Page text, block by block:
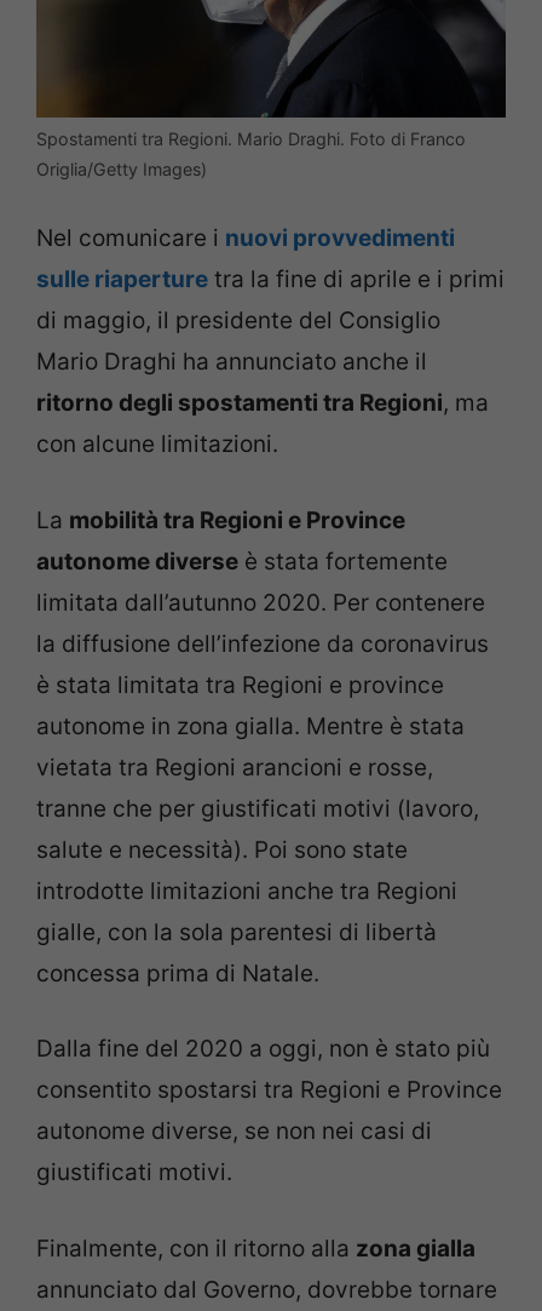
Spostamenti tra Regioni. Mario Draghi. Foto di Franco
Origlia/Getty Images)
Nel comunicare i nuovi provvedimenti
sulle riaperture tra la fine di aprile e i primi
di maggio, il presidente del Consiglio
Mario Draghi ha annunciato anche il
ritorno degli spostamenti tra Regioni, ma
con alcune limitazioni.
La mobilità tra Regioni e Province
autonome diverse è stata fortemente
limitata dall’autunno 2020. Per contenere
la diffusione dell’infezione da coronavirus
è stata limitata tra Regioni e province
autonome in zona gialla. Mentre è stata
vietata tra Regioni arancioni e rosse,
tranne che per giustificati motivi (lavoro,
salute e necessità). Poi sono state
introdotte limitazioni anche tra Regioni
gialle, con la sola parentesi di libertà
concessa prima di Natale.
Dalla fine del 2020 a oggi, non è stato più
consentito spostarsi tra Regioni e Province
autonome diverse, se non nei casi di
giustificati motivi.
Finalmente, con il ritorno alla zona gialla
annunciato dal Governo, dovrebbe tornare